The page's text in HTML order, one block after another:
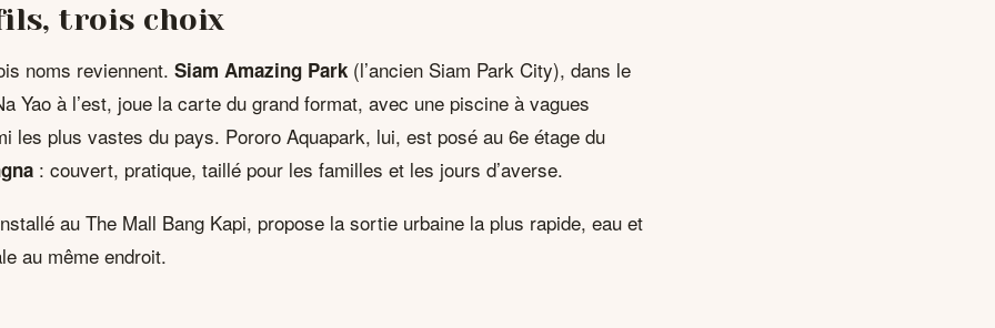
trois choix
noms reviennent. Siam Amazing Park (l’ancien Siam Park City), dans le
Yao à l’est, joue la carte du grand format, avec une piscine à vagues
les plus vastes du pays. Pororo Aquapark, lui, est posé au 6e étage du
: couvert, pratique, taillé pour les familles et les jours d’averse.
au The Mall Bang Kapi, propose la sortie urbaine la plus rapide, eau et
au même endroit.